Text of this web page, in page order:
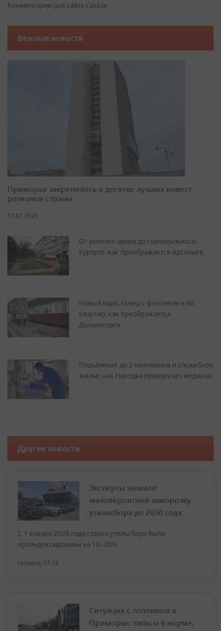
Комментарии для сайта Cackle
Важные новости
Приморье закрепилось в десятке лучших инвест-
регионов страны
17.07.2026
От уютного двора до горнолыжного
курорта: как преображается Арсеньев
Новый парк, сквер с фонтаном и 50
квартир: как преображается
Дальнегорск
Подъемные до 2 миллионов и служебное
жилье: как Находка привлекает медиков
Другие новости
Эксперты назвали
маловероятной заморозку
утильсбора до 2030 года
С 1 января 2026 года ставки утильсбора были
проиндексированы на 10–20%
сегодня, 17:28
Ситуация с топливом в
Приморье: запасы в норме,